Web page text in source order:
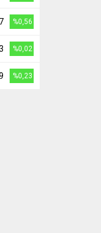
%0,56
%0,02
%0,23